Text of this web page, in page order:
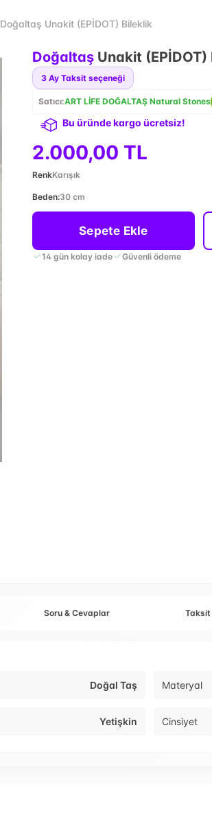
Doğaltaş Unakit (EPİDOT) Bileklik
Doğaltaş Unakit (EPİDOT)
3 Ay Taksit seçeneği
Satıcı:ART LİFE DOĞALTAŞ Natural Stones
Bu üründe kargo ücretsiz!
2.000,00 TL
RenkKarışık
Beden:30 cm
Sepete Ekle
14 gün kolay iade Güvenli ödeme
Soru & Cevaplar Taksit
Doğal Taş Materyal
Yetişkin Cinsiyet